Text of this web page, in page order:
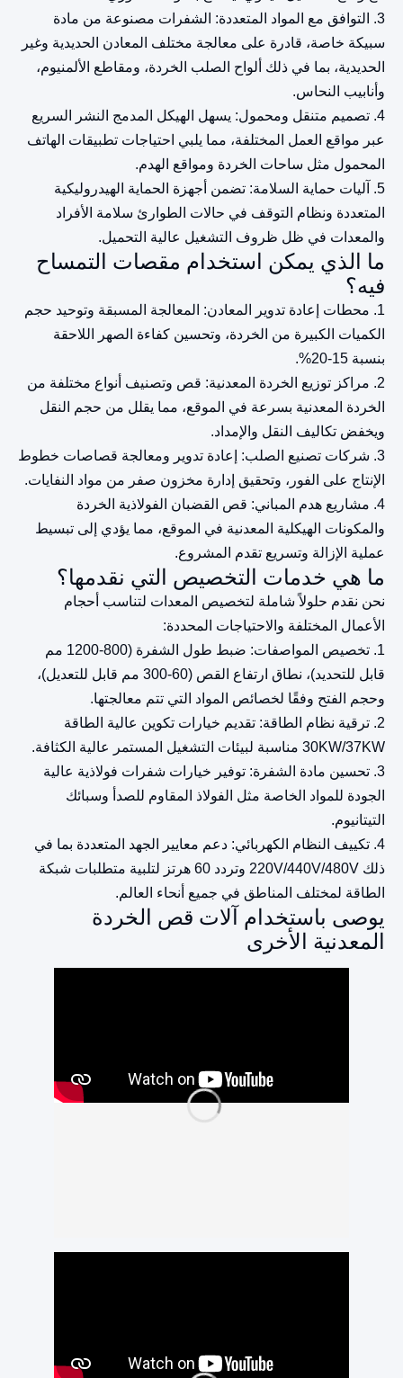
3. التوافق مع المواد المتعددة: الشفرات مصنوعة من مادة
سبيكة خاصة، قادرة على معالجة مختلف المعادن الحديدية وغير
الحديدية، بما في ذلك ألواح الصلب الخردة، ومقاطع الألمنيوم،
وأنابيب النحاس.
4. تصميم متنقل ومحمول: يسهل الهيكل المدمج النشر السريع
عبر مواقع العمل المختلفة، مما يلبي احتياجات تطبيقات الهاتف
المحمول مثل ساحات الخردة ومواقع الهدم.
5. آليات حماية السلامة: تضمن أجهزة الحماية الهيدروليكية
المتعددة ونظام التوقف في حالات الطوارئ سلامة الأفراد
والمعدات في ظل ظروف التشغيل عالية التحميل.
ما الذي يمكن استخدام مقصات التمساح
فيه؟
1. محطات إعادة تدوير المعادن: المعالجة المسبقة وتوحيد حجم
الكميات الكبيرة من الخردة، وتحسين كفاءة الصهر اللاحقة
بنسبة 15-20%.
2. مراكز توزيع الخردة المعدنية: قص وتصنيف أنواع مختلفة من
الخردة المعدنية بسرعة في الموقع، مما يقلل من حجم النقل
ويخفض تكاليف النقل والإمداد.
3. شركات تصنيع الصلب: إعادة تدوير ومعالجة قصاصات خطوط
الإنتاج على الفور، وتحقيق إدارة مخزون صفر من مواد النفايات.
4. مشاريع هدم المباني: قص القضبان الفولاذية الخردة
والمكونات الهيكلية المعدنية في الموقع، مما يؤدي إلى تبسيط
عملية الإزالة وتسريع تقدم المشروع.
ما هي خدمات التخصيص التي نقدمها؟
نحن نقدم حلولاً شاملة لتخصيص المعدات لتناسب أحجام
الأعمال المختلفة والاحتياجات المحددة:
1. تخصيص المواصفات: ضبط طول الشفرة (800-1200 مم
قابل للتحديد)، نطاق ارتفاع القص (60-300 مم قابل للتعديل)،
وحجم الفتح وفقًا لخصائص المواد التي تتم معالجتها.
2. ترقية نظام الطاقة: تقديم خيارات تكوين عالية الطاقة
30KW/37KW مناسبة لبيئات التشغيل المستمر عالية الكثافة.
3. تحسين مادة الشفرة: توفير خيارات شفرات فولاذية عالية
الجودة للمواد الخاصة مثل الفولاذ المقاوم للصدأ وسبائك
التيتانيوم.
4. تكييف النظام الكهربائي: دعم معايير الجهد المتعددة بما في
ذلك 220V/440V/480V وتردد 60 هرتز لتلبية متطلبات شبكة
الطاقة لمختلف المناطق في جميع أنحاء العالم.
يوصى باستخدام آلات قص الخردة
المعدنية الأخرى